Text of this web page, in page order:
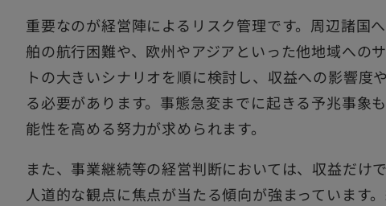
重要なのが経営陣によるリスク管理です。周辺諸国
舶の航行困難や、欧州やアジアといった他地域への
トの大きいシナリオを順に検討し、収益への影響度
る必要があります。事態急変までに起きる予兆事象
能性を高める努力が求められます。
また、事業継続等の経営判断においては、収益だけ
人道的な観点に焦点が当たる傾向が強まっています